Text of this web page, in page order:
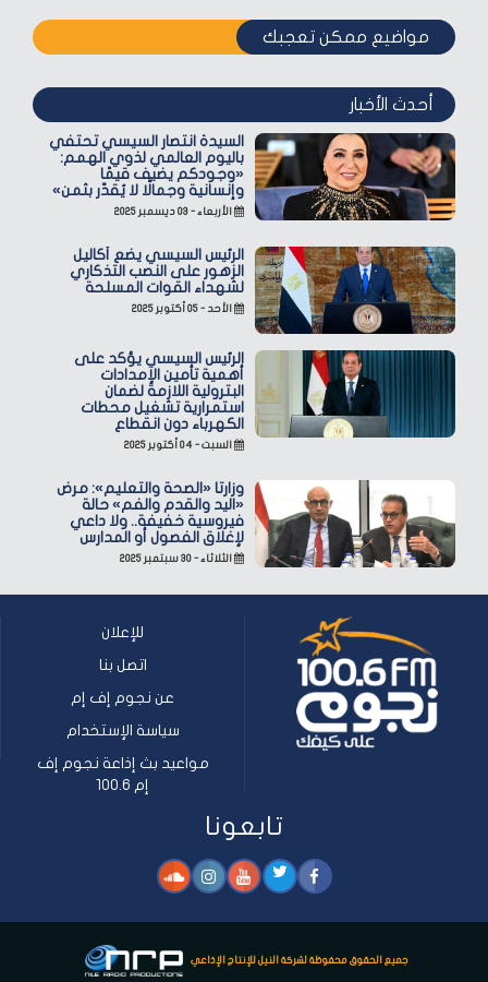
مواضيع ممكن تعجبك
أحدث الأخبار
السيدة انتصار السيسي تحتفي
باليوم العالمي لذوي الهمم:
«وجودكم يضيف قيمًا
وإنسانية وجمالًا لا يُقدّر بثمن»
الأربعاء - ٠٣ ديسمبر ٢٠٢٥
الرئيس السيسي يضع أكاليل
الزهور على النصب التذكاري
لشهداء القوات المسلحة
الأحد - ٠٥ أكتوبر ٢٠٢٥
الرئيس السيسي يؤكد على
أهمية تأمين الإمدادات
البترولية اللازمة لضمان
استمرارية تشغيل محطات
الكهرباء دون انقطاع
السبت - ٠٤ أكتوبر ٢٠٢٥
وزارتا «الصحة والتعليم»: مرض
«اليد والقدم والفم» حالة
فيروسية خفيفة.. ولا داعي
لإغلاق الفصول أو المدارس
الثلاثاء - ٣٠ سبتمبر ٢٠٢٥
للإعلان
اتصل بنا
عن نجوم إف إم
سياسة الإستخدام
مواعيد بث إذاعة نجوم إف
إم 100.6
تابعونا
جميع الحقوق محفوظة لشركة النيل للإنتاج الإذاعي